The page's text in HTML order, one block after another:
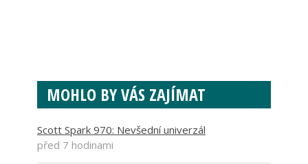
MOHLO BY VÁS ZAJÍMAT
Scott Spark 970: Nevšední univerzál
před 7 hodinami